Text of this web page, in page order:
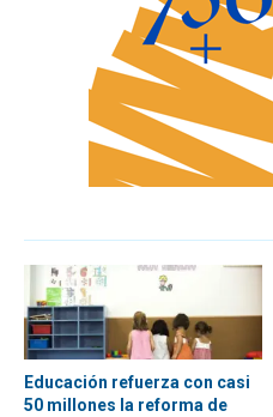
Educación refuerza con casi
50 millones la reforma de